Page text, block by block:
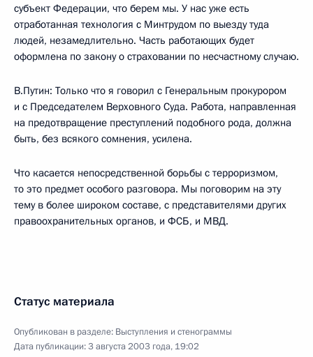
субъект Федерации, что берем мы. У нас уже есть
отработанная технология с Минтрудом по выезду туда
людей, незамедлительно. Часть работающих будет
оформлена по закону о страховании по несчастному случаю.
В.Путин: Только что я говорил с Генеральным прокурором
и с Председателем Верховного Суда. Работа, направленная
на предотвращение преступлений подобного рода, должна
быть, без всякого сомнения, усилена.
Что касается непосредственной борьбы с терроризмом,
то это предмет особого разговора. Мы поговорим на эту
тему в более широком составе, с представителями других
правоохранительных органов, и ФСБ, и МВД.
Статус материала
Опубликован в разделе: Выступления и стенограммы
Дата публикации:3 августа 2003 года, 19:02